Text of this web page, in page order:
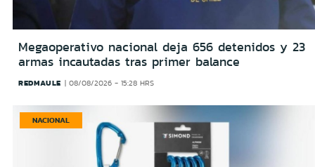
Megaoperativo nacional deja 656 detenidos y 23
armas incautadas tras primer balance
REDMAULE 08/08/2026 - 15:28 HRS
NACIONAL